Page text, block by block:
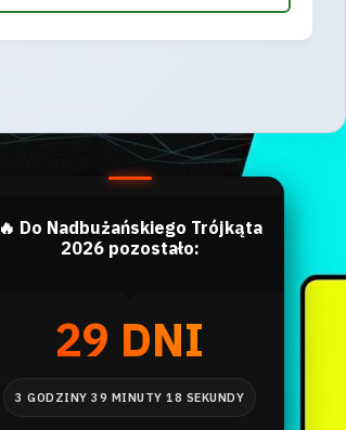
🔥 Do Nadbużańskiego Trójkąta
2026 pozostało:
29 DNI